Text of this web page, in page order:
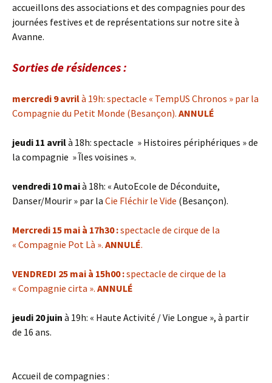
accueillons des associations et des compagnies pour des
journées festives et de représentations sur notre site à
Avanne.
Sorties de résidences :
mercredi 9 avrilà 19h: spectacle « TempUS Chronos » par la
Compagnie du Petit Monde (Besançon). ANNULÉ
jeudi 11 avrilà 18h: spectacle » Histoires périphériques » de
la compagnie » Ĩles voisines ».
vendredi 10 maià 18h: « AutoEcole de Déconduite,
Danser/Mourir » par la Cie Fléchir le Vide (Besançon).
Mercredi 15 mai à 17h30 :spectacle de cirque de la
« Compagnie Pot Là ». ANNULÉ.
VENDREDI 25 mai à 15h00 :spectacle de cirque de la
« Compagnie cirta ». ANNULÉ
jeudi 20 juin à 19h: « Haute Activité / Vie Longue », à partir
de 16 ans.
Accueil de compagnies :